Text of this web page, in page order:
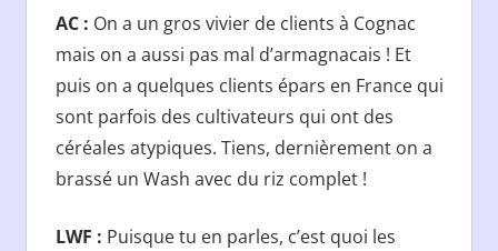
AC : On a un gros vivier de clients à Cognac
mais on a aussi pas mal d’armagnacais ! Et
puis on a quelques clients épars en France qui
sont parfois des cultivateurs qui ont des
céréales atypiques. Tiens, dernièrement on a
brassé un Wash avec du riz complet !
LWF : Puisque tu en parles, c’est quoi les